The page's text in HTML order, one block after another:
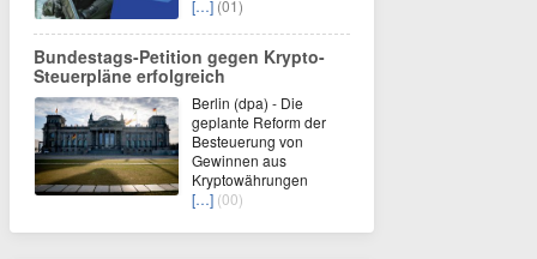
[…] (01)
Bundestags-Petition gegen Krypto-
Steuerpläne erfolgreich
Berlin (dpa) - Die
geplante Reform der
Besteuerung von
Gewinnen aus
Kryptowährungen
[…] (00)